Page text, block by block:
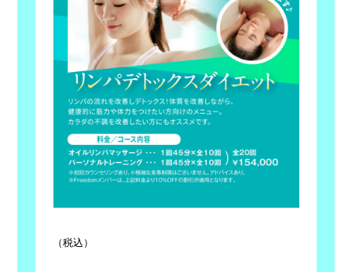
（税込）